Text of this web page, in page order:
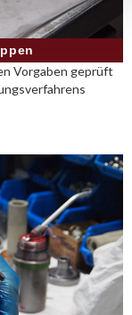
Vorgaben geprüft